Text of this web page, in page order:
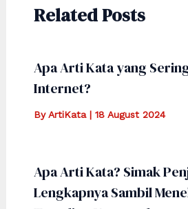
Related Posts
Apa Arti Kata yang
Internet?
ByArtiKata | 18 August 2024
Apa Arti Kata? Simak
Lengkapnya Sambil